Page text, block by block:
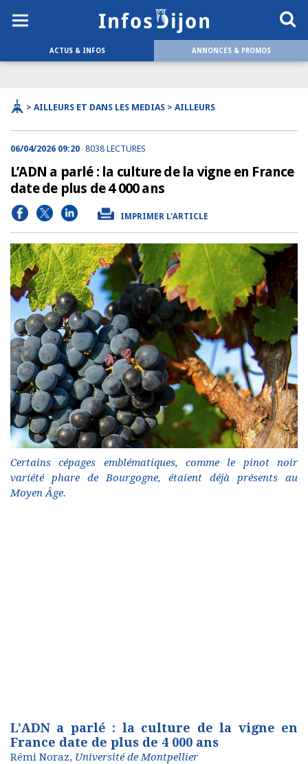
ACTUS & INFOS ANNONCES & PROMOS
> AILLEURS ET DANS LES MEDIAS > AILLEURS
06/04/2026 09:20 8038 LECTURES
L’ADN a parlé : la culture de la vigne en France
date de plus de 4 000 ans
IMPRIMER L'ARTICLE
Certains cépages emblématiques, comme le pinot noir
variété phare de Bourgogne, étaient déjà présents au
Moyen Âge.
L’ADN a parlé : la culture de la vigne en
France date de plus de 4 000 ans
Rémi Noraz, Université de Montpellier